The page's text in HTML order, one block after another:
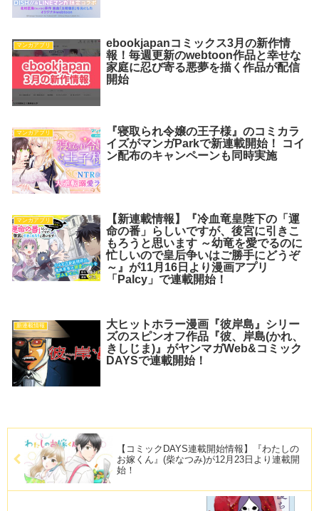
マンガアプリ
ebookjapanコミックス3月の新作情
報！毎週更新のwebtoon作品と幸せな
家庭に忍び寄る悪夢を描く作品が配信
開始
マンガアプリ
『寝取られ令嬢の王子様』のコミカラ
イズがマンガParkで新連載開始！ コイ
ン配布のキャンペーンも同時実施
マンガアプリ
【新連載情報】『冷血竜皇陛下の「運
命の番」らしいですが、後宮に引きこ
もろうと思います ～幼竜を愛でるのに
忙しいので皇后争いはご勝手にどうぞ
～』が11月16日より漫画アプリ
「Palcy」で連載開始！
新連載情報
大ヒットホラー漫画『彼岸島』シリー
ズのスピンオフ作品『彼、岸島(かれ、
きしじま)』がヤンマガWeb&コミック
DAYSで連載開始！
【コミックDAYS連載開始情報】『わたしの
お嫁くん』(柴なつみ)が12月23日より連載開
始！